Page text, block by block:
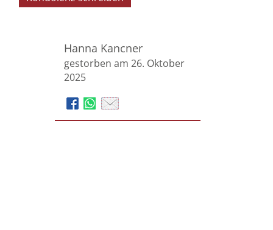
Hanna Kancner
gestorben am 26. Oktober
2025